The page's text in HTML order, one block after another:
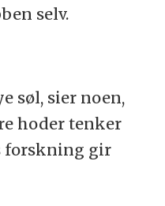
selv.
søl, sier noen,
hoder tenker
forskning gir